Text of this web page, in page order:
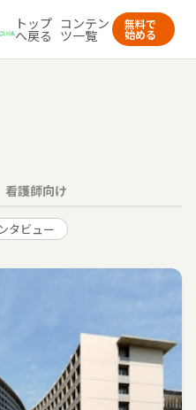
トップ
へ戻る
コンテン
ツ一覧
無料で
始める
看護師向け
タビュー